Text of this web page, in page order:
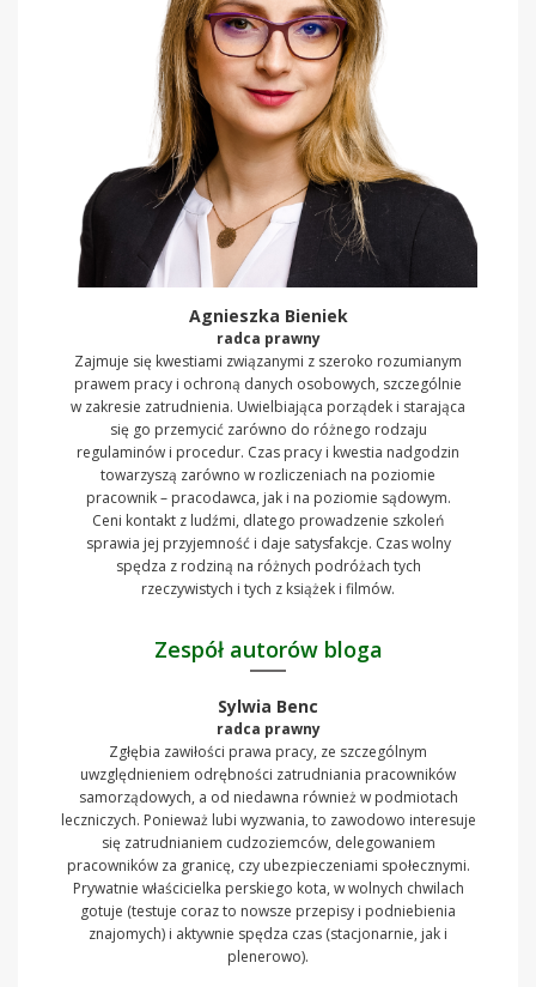
Agnieszka Bieniek
radca prawny
Zajmuje się kwestiami związanymi z szeroko rozumianym
prawem pracy i ochroną danych osobowych, szczególnie
w zakresie zatrudnienia. Uwielbiająca porządek i starająca
się go przemycić zarówno do różnego rodzaju
regulaminów i procedur. Czas pracy i kwestia nadgodzin
towarzyszą zarówno w rozliczeniach na poziomie
pracownik – pracodawca, jak i na poziomie sądowym.
Ceni kontakt z ludźmi, dlatego prowadzenie szkoleń
sprawia jej przyjemność i daje satysfakcje. Czas wolny
spędza z rodziną na różnych podróżach tych
rzeczywistych i tych z książek i filmów.
Zespół autorów bloga
Sylwia Benc
radca prawny
Zgłębia zawiłości prawa pracy, ze szczególnym
uwzględnieniem odrębności zatrudniania pracowników
samorządowych, a od niedawna również w podmiotach
leczniczych. Ponieważ lubi wyzwania, to zawodowo interesuje
się zatrudnianiem cudzoziemców, delegowaniem
pracowników za granicę, czy ubezpieczeniami społecznymi.
Prywatnie właścicielka perskiego kota, w wolnych chwilach
gotuje (testuje coraz to nowsze przepisy i podniebienia
znajomych) i aktywnie spędza czas (stacjonarnie, jak i
plenerowo).